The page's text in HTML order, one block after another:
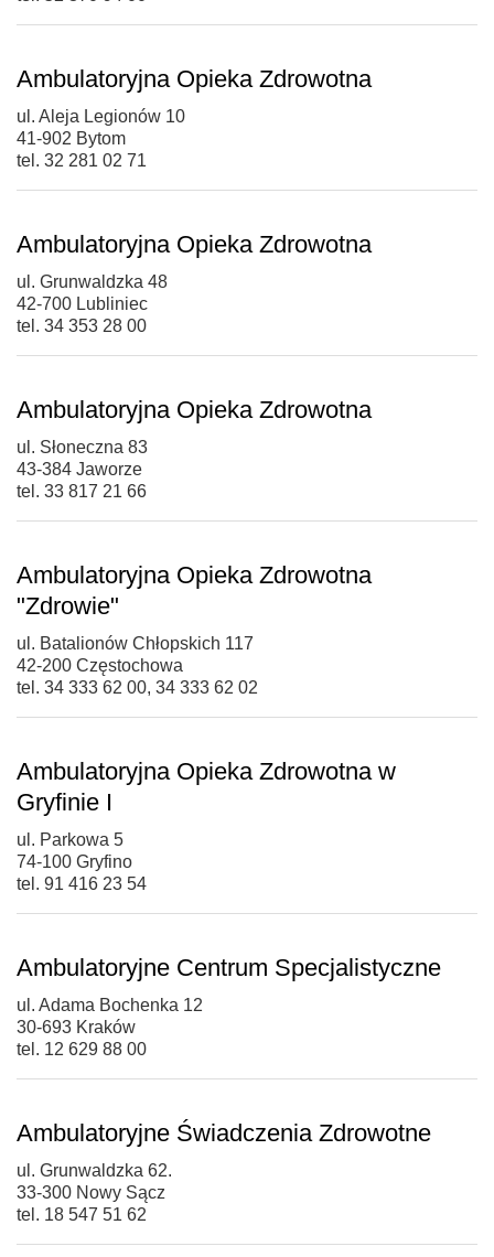
Ambulatoryjna Opieka Zdrowotna
ul. Aleja Legionów 10
41-902 Bytom
tel. 32 281 02 71
Ambulatoryjna Opieka Zdrowotna
ul. Grunwaldzka 48
42-700 Lubliniec
tel. 34 353 28 00
Ambulatoryjna Opieka Zdrowotna
ul. Słoneczna 83
43-384 Jaworze
tel. 33 817 21 66
Ambulatoryjna Opieka Zdrowotna
"Zdrowie"
ul. Batalionów Chłopskich 117
42-200 Częstochowa
tel. 34 333 62 00, 34 333 62 02
Ambulatoryjna Opieka Zdrowotna w
Gryfinie I
ul. Parkowa 5
74-100 Gryfino
tel. 91 416 23 54
Ambulatoryjne Centrum Specjalistyczne
ul. Adama Bochenka 12
30-693 Kraków
tel. 12 629 88 00
Ambulatoryjne Świadczenia Zdrowotne
ul. Grunwaldzka 62.
33-300 Nowy Sącz
tel. 18 547 51 62